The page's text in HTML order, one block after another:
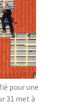
pour une
31 met à